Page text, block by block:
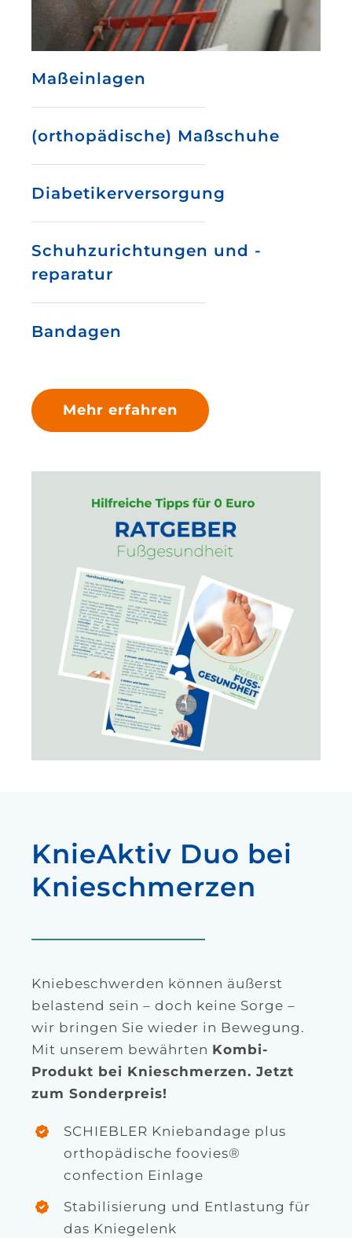
Maßeinlagen
(orthopädische) Maßschuhe
Diabetikerversorgung
Schuhzurichtungen und -
reparatur
Bandagen
Mehr erfahren
KnieAktiv Duo bei
Knieschmerzen
Kniebeschwerden können äußerst
belastend sein – doch keine Sorge –
wir bringen Sie wieder in Bewegung.
Mit unserem bewährten Kombi-
Produkt bei Knieschmerzen. Jetzt
zum Sonderpreis!
SCHIEBLER Kniebandage plus
orthopädische foovies®
confection Einlage
Stabilisierung und Entlastung für
das Kniegelenk